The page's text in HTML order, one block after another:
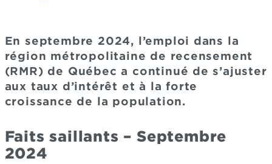
En septembre 2024, l’emploi dans la
région métropolitaine de recensement
(RMR) de Québec a continué de s’ajuster
aux taux d’intérêt et à la forte
croissance de la population.
Faits saillants – Septembre
2024